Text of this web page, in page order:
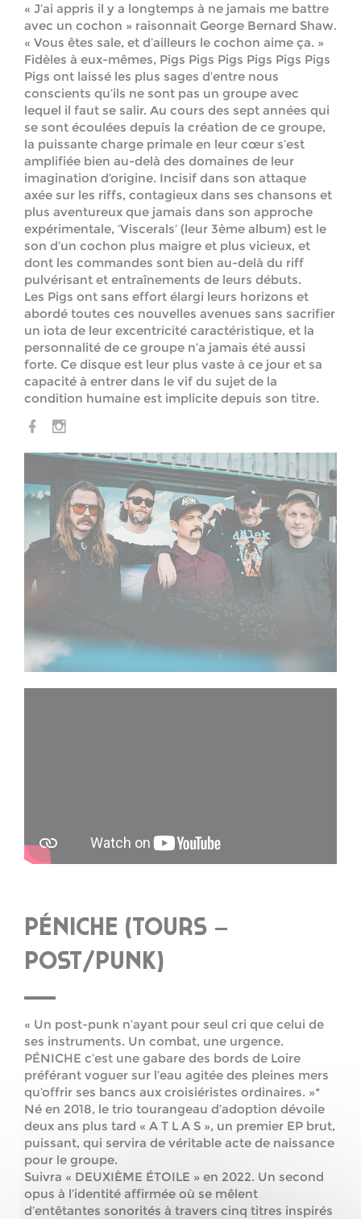
« J’ai appris il y a longtemps à ne jamais me battre
avec un cochon » raisonnait George Bernard Shaw.
« Vous êtes sale, et d’ailleurs le cochon aime ça. »
Fidèles à eux-mêmes, Pigs Pigs Pigs Pigs Pigs Pigs
Pigs ont laissé les plus sages d’entre nous
conscients qu’ils ne sont pas un groupe avec
lequel il faut se salir. Au cours des sept années qui
se sont écoulées depuis la création de ce groupe,
la puissante charge primale en leur cœur s’est
amplifiée bien au-delà des domaines de leur
imagination d’origine. Incisif dans son attaque
axée sur les riffs, contagieux dans ses chansons et
plus aventureux que jamais dans son approche
expérimentale, ‘Viscerals’ (leur 3ème album) est le
son d’un cochon plus maigre et plus vicieux, et
dont les commandes sont bien au-delà du riff
pulvérisant et entraînements de leurs débuts.
Les Pigs ont sans effort élargi leurs horizons et
abordé toutes ces nouvelles avenues sans sacrifier
un iota de leur excentricité caractéristique, et la
personnalité de ce groupe n’a jamais été aussi
forte. Ce disque est leur plus vaste à ce jour et sa
capacité à entrer dans le vif du sujet de la
condition humaine est implicite depuis son titre.
PÉNICHE (TOURS –
POST/PUNK)
« Un post-punk n’ayant pour seul cri que celui de
ses instruments. Un combat, une urgence.
PÉNICHE c’est une gabare des bords de Loire
préférant voguer sur l’eau agitée des pleines mers
qu’offrir ses bancs aux croisiéristes ordinaires. »*
Né en 2018, le trio tourangeau d’adoption dévoile
deux ans plus tard « A T L A S », un premier EP brut,
puissant, qui servira de véritable acte de naissance
pour le groupe.
Suivra « DEUXIÈME ÉTOILE » en 2022. Un second
opus à l’identité affirmée où se mêlent
d’entêtantes sonorités à travers cinq titres inspirés